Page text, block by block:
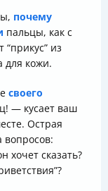
почему
пальцы, как с
из
для кожи.
своего
— кусает ваш
Острая
вопросов:
хочет сказать?